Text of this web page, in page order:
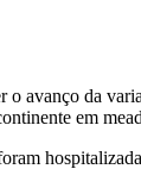
avanço da
em